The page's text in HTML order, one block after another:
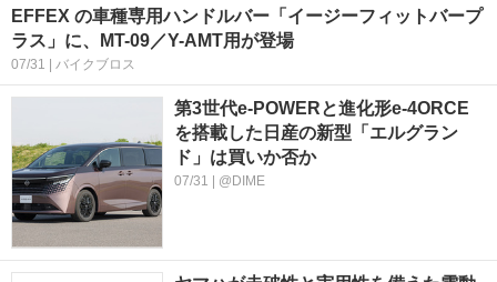
EFFEX の車種専用ハンドルバー「イージーフィットバープ
ラス」に、MT-09／Y-AMT用が登場
07/31 | バイクブロス
第3世代e‑POWERと進化形e‑4ORCE
を搭載した日産の新型「エルグラン
ド」は買いか否か
07/31 | @DIME